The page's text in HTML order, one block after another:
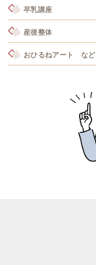
卒乳講座
産後整体
おひるねアート など